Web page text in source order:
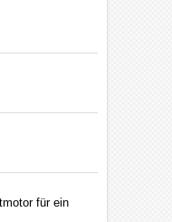
für ein